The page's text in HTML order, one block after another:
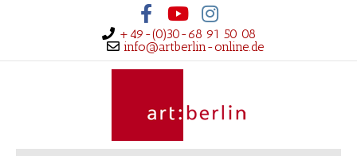
Facebook Youtube Instagram
+49-(0)30-68 91 50 08
info@artberlin-online.de